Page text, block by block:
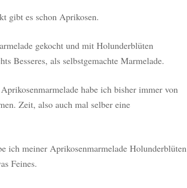
gibt es schon Aprikosen.
gekocht und mit Holunderblüten
Besseres, als selbstgemachte Marmelade.
habe ich bisher immer von
Zeit, also auch mal selber eine
ich meiner Aprikosenmarmelade Holunderblüten
Feines.